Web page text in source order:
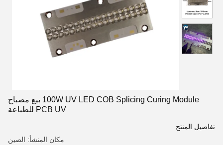
100W UV LED COB Splicing Curing Module بيع مصباح
PCB UV للطباعة
تفاصيل المنتج
مكان المنشأ: الصين